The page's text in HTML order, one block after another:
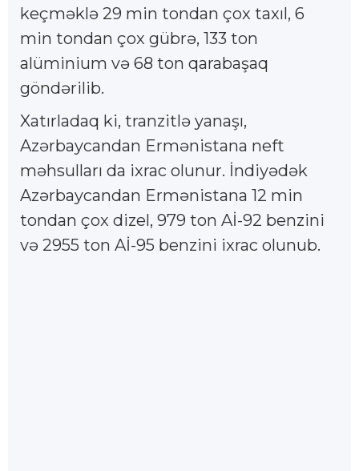
keçməklə 29 min tondan çox taxıl, 6
min tondan çox gübrə, 133 ton
alüminium və 68 ton qarabaşaq
göndərilib.
Xatırladaq ki, tranzitlə yanaşı,
Azərbaycandan Ermənistana neft
məhsulları da ixrac olunur. İndiyədək
Azərbaycandan Ermənistana 12 min
tondan çox dizel, 979 ton Aİ-92 benzini
və 2955 ton Aİ-95 benzini ixrac olunub.